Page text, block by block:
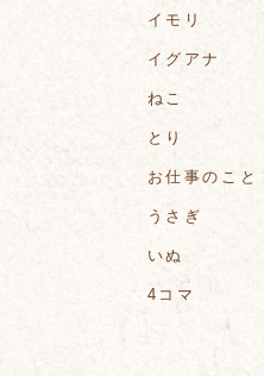
イモリ
イグアナ
ねこ
とり
お仕事のこと
うさぎ
いぬ
4コマ